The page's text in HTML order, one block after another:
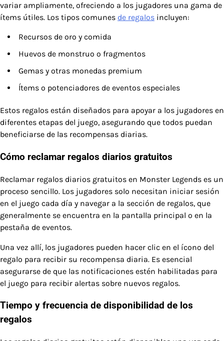
variar ampliamente, ofreciendo a los jugadores una gama de
ítems útiles. Los tipos comunes de regalos incluyen:
Recursos de oro y comida
Huevos de monstruo o fragmentos
Gemas y otras monedas premium
Ítems o potenciadores de eventos especiales
Estos regalos están diseñados para apoyar a los jugadores en
diferentes etapas del juego, asegurando que todos puedan
beneficiarse de las recompensas diarias.
Cómo reclamar regalos diarios gratuitos
Reclamar regalos diarios gratuitos en Monster Legends es un
proceso sencillo. Los jugadores solo necesitan iniciar sesión
en el juego cada día y navegar a la sección de regalos, que
generalmente se encuentra en la pantalla principal o en la
pestaña de eventos.
Una vez allí, los jugadores pueden hacer clic en el ícono del
regalo para recibir su recompensa diaria. Es esencial
asegurarse de que las notificaciones estén habilitadas para
el juego para recibir alertas sobre nuevos regalos.
Tiempo y frecuencia de disponibilidad de los
regalos